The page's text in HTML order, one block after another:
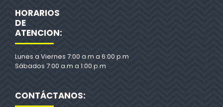
HORARIOS
DE
ATENCION:
Lunes a Viernes 7:00 a.m a 6:00 p.m
Sábados 7:00 a.m a 1:00 p.m
CONTÁCTANOS: